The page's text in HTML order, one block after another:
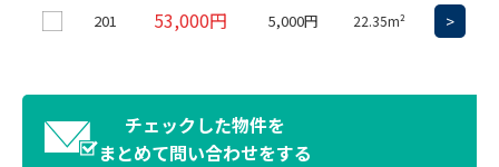
201 53,000円 5,000円 22.35m² >
チェックした物件を
まとめて問い合わせをする